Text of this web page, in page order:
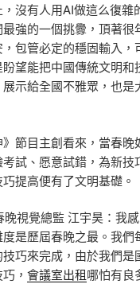
沒有人用AI做這么復雜
強的一個挑釁，頂著很
包管必定的穩固輸入，
望能把中國傳統文明和
示給全國不雅眾，也是
節目主創看來，當春晚
試、愿意試錯，為新技
提高便有了文明基礎。
晚視覺總監 江宇昊：我
是歷屆春晚之最。我們
巧來完成，由於我們是
， 會議室出租哪怕有良